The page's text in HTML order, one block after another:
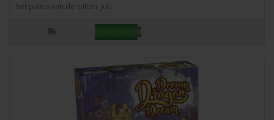
het paleis van de sultan. Jul..